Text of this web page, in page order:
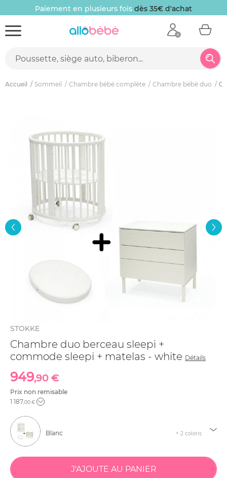
Paiement en plusieurs fois dès 35€ d'achat
Accueil Sommeil Chambre bébé complète Chambre bébé duo
STOKKE
Chambre duo berceau sleepi +
commode sleepi + matelas - white Détails
949,90 €
Prix non remisable
1 187,00 €
Blanc + 2 coloris